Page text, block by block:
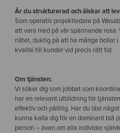
Är du strukturerad och älskar att
Som operativ projektledare på
att vara med på vår spännande
nätet, duktig på att ha många bollar
kvalité till kunder vid precis rätt tid.
Om tjänsten:
Vi söker dig som jobbat som
har en relevant utbildning för
effektiv och pålitlig. Har du läst
kunna kalla dig för en dominant blå
person – även om alla individer